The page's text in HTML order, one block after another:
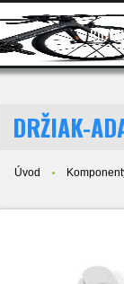
DRŽIAK-
Úvod